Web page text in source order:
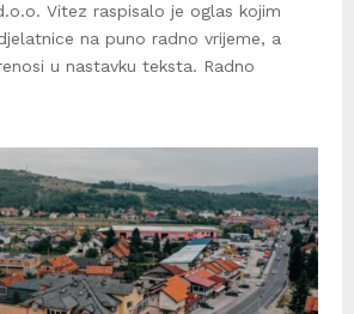
Vitez raspisalo je oglas kojim
na puno radno vrijeme, a
u nastavku teksta. Radno